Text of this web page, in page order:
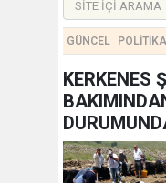
GÜNCEL POLİTİKA
KERKENES